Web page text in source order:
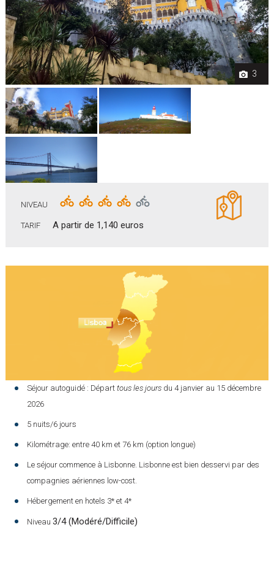
3
NIVEAU
TARIF A partir de 1,140 euros
Séjour autoguidé : Départ tous les jours du 4 janvier au 15 décembre
2026
5 nuits/6 jours
Kilométrage: entre 40 km et 76 km (option longue)
Le séjour commence à Lisbonne. Lisbonne est bien desservi par des
compagnies aériennes low-cost.
Hébergement en hotels 3* et 4*
Niveau 3/4 (Modéré/Difficile)